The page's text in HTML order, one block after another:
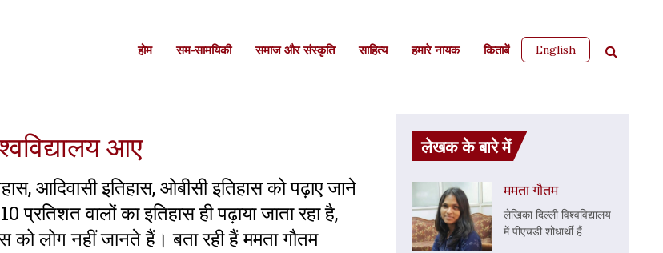
होम सम-सामयिकी समाज और संस्कृति साहित्‍य हमारे नायक किताबें English
आए
आदिवासी इतिहास, ओबीसी इतिहास को पढ़ाए जाने
वालों का इतिहास ही पढ़ाया जाता रहा है,
लोग नहीं जानते हैं। बता रही हैं ममता गौतम
लेखक के बारे में
ममता गौतम
लेखिका दिल्ली विश्वविद्यालय
में पीएचडी शोधार्थी हैं